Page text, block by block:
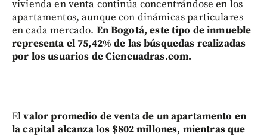
vivienda en venta continúa concentrándose en los
apartamentos, aunque con dinámicas particulares
en cada mercado. En Bogotá, este tipo de inmueble
representa el 75,42% de las búsquedas realizadas
por los usuarios de Ciencuadras.com.
Elvalor promedio de venta de un apartamento en
la capital alcanza los $802 millones, mientras que